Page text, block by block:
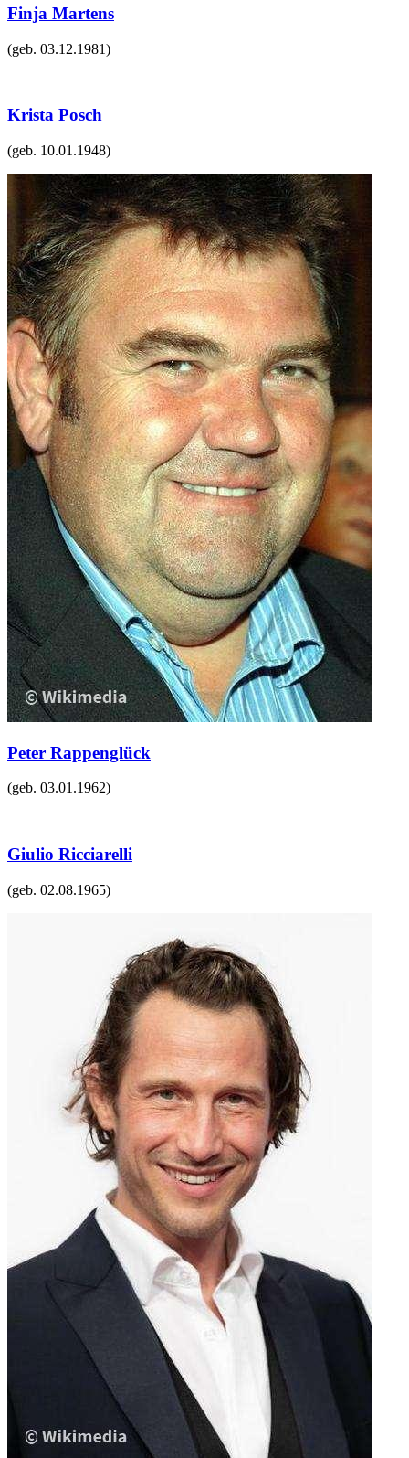
Finja Martens
(geb. 03.12.1981)
Krista Posch
(geb. 10.01.1948)
Peter Rappenglück
(geb. 03.01.1962)
Giulio Ricciarelli
(geb. 02.08.1965)